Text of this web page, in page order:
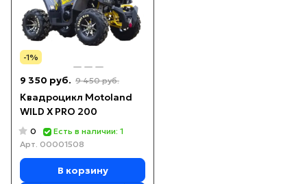
-1%
9 350 руб. 9 450 руб.
Квадроцикл Motoland
WILD X PRO 200
0
Есть в наличии: 1
Арт. 00001508
В корзину